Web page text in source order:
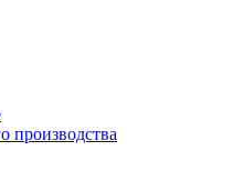
производства